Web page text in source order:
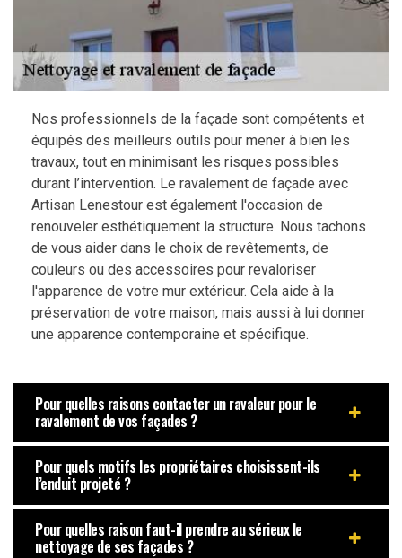
Nos professionnels de la façade sont compétents et
équipés des meilleurs outils pour mener à bien les
travaux, tout en minimisant les risques possibles
durant l’intervention. Le ravalement de façade avec
Artisan Lenestour est également l'occasion de
renouveler esthétiquement la structure. Nous tachons
de vous aider dans le choix de revêtements, de
couleurs ou des accessoires pour revaloriser
l'apparence de votre mur extérieur. Cela aide à la
préservation de votre maison, mais aussi à lui donner
une apparence contemporaine et spécifique.
Pour quelles raisons contacter un ravaleur pour le
ravalement de vos façades ?
Pour quels motifs les propriétaires choisissent-ils
l’enduit projeté ?
Pour quelles raison faut-il prendre au sérieux le
nettoyage de ses façades ?